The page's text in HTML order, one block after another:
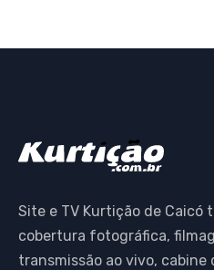
Site e TV Kurtição de Caicó
cobertura fotográfica,
transmissão ao vivo, cabine